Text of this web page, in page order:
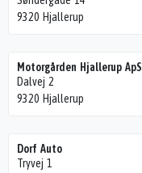
9320 Hjallerup
Motorgården Hjallerup ApS
Dalvej 2
9320 Hjallerup
Dorf Auto
Tryvej 1